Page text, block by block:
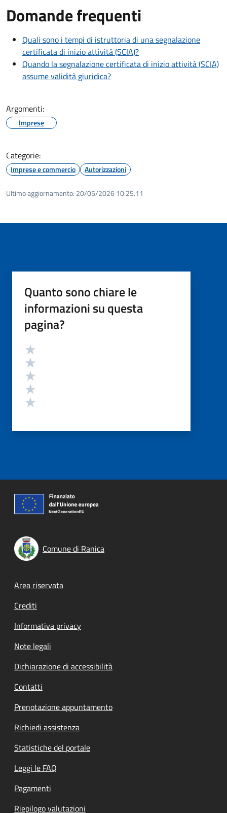
Domande frequenti
Quali sono i tempi di istruttoria di una segnalazione
certificata di inizio attività (SCIA)?
Quando la segnalazione certificata di inizio attività (SCIA)
assume validità giuridica?
Argomenti:
Imprese
Categorie:
Imprese e commercio Autorizzazioni
Ultimo aggiornamento: 20/05/2026 10:25.11
Quanto sono chiare le
informazioni su questa
pagina?
Valutazione
Comune di Ranica
Footer menu
Area riservata
Crediti
Informativa privacy
Note legali
Dichiarazione di accessibilità
Contatti
Prenotazione appuntamento
Richiedi assistenza
Statistiche del portale
Leggi le FAQ
Pagamenti
Riepilogo valutazioni